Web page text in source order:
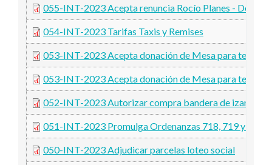
055-INT-2023 Acepta renuncia Rocío Planes -
054-INT-2023 Tarifas Taxis y Remises
053-INT-2023 Acepta donación de Mesa para tenis de
053-INT-2023 Acepta donación de Mesa para tenis de
052-INT-2023 Autorizar compra bandera de izamiento
051-INT-2023 Promulga Ordenanzas 718, 719 y
050-INT-2023 Adjudicar parcelas loteo social